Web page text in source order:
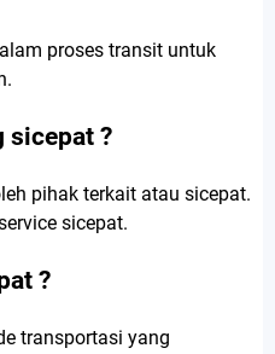
proses transit untuk
sicepat ?
pihak terkait atau sicepat.
sicepat.
?
transportasi yang